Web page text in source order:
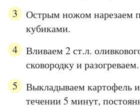
Острым ножом нарезаем
кубиками.
Вливаем 2 ст.л.
сковородку и разогреваем.
Выкладываем картофель
течении 5 минут,